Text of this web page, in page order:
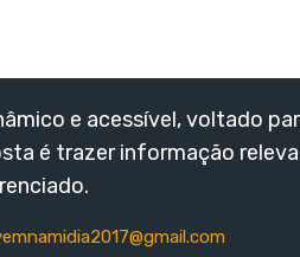
e acessível, voltado
é trazer informação